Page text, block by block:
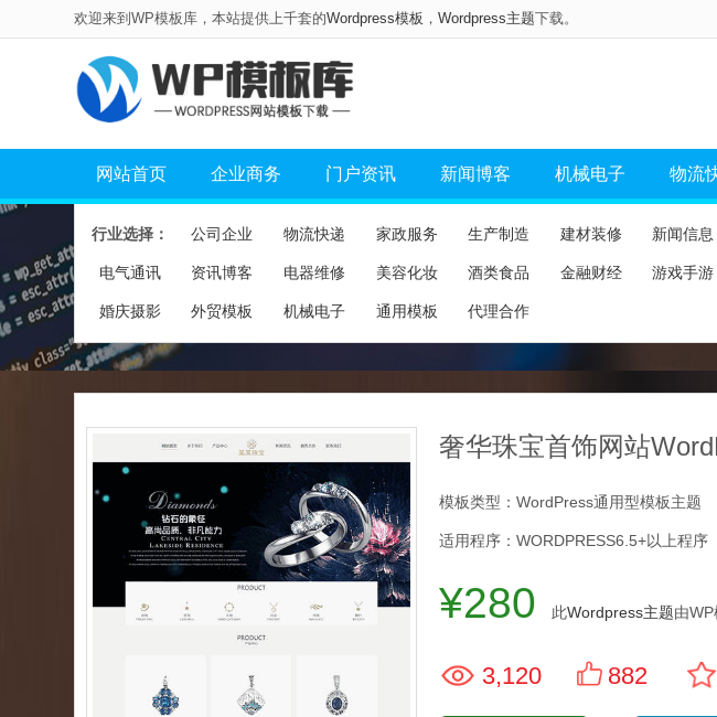
欢迎来到WP模板库，本站提供上千套的Wordpress模板 ， Wordpress主题下载。
网站首页 企业商务 门户资讯 新闻博客 机械电子 物流
行业选择： 公司企业 物流快递 家政服务 生产制造 建材装修 新闻信息
电气通讯 资讯博客 电器维修 美容化妆 酒类食品 金融财经 游戏手游
婚庆摄影 外贸模板 机械电子 通用模板 代理合作
奢华珠宝首饰网站
模板类型：WordPress通用型模板主题
适用程序：WORDPRESS6.5+以上程序
¥280 此Wordpress主题由
3,120 882